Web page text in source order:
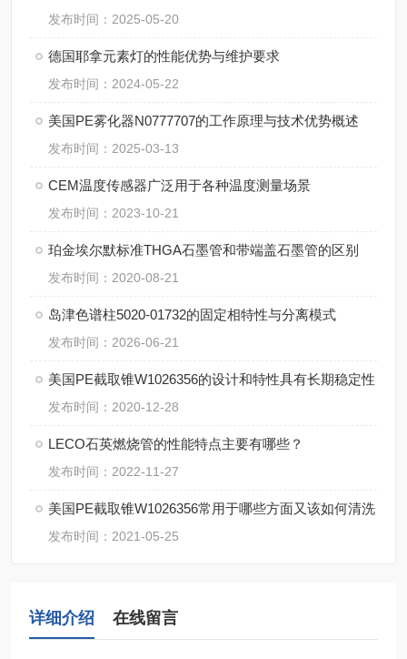
发布时间：2025-05-20
德国耶拿元素灯的性能优势与维护要求
发布时间：2024-05-22
美国PE雾化器N0777707的工作原理与技术优势概述
发布时间：2025-03-13
CEM温度传感器广泛用于各种温度测量场景
发布时间：2023-10-21
珀金埃尔默标准THGA石墨管和带端盖石墨管的区别
发布时间：2020-08-21
岛津色谱柱5020-01732的固定相特性与分离模式
发布时间：2026-06-21
美国PE截取锥W1026356的设计和特性具有长期稳定性
发布时间：2020-12-28
LECO石英燃烧管的性能特点主要有哪些？
发布时间：2022-11-27
美国PE截取锥W1026356常用于哪些方面又该如何清洗
发布时间：2021-05-25
详细介绍 在线留言